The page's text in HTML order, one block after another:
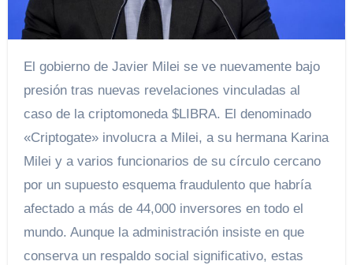
El gobierno de Javier Milei se ve nuevamente bajo
presión tras nuevas revelaciones vinculadas al
caso de la criptomoneda $LIBRA. El denominado
«Criptogate» involucra a Milei, a su hermana Karina
Milei y a varios funcionarios de su círculo cercano
por un supuesto esquema fraudulento que habría
afectado a más de 44,000 inversores en todo el
mundo. Aunque la administración insiste en que
conserva un respaldo social significativo, estas